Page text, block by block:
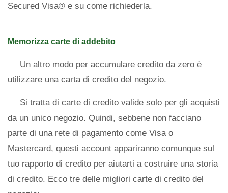
Secured Visa® e su come richiederla.
Memorizza carte di addebito
Un altro modo per accumulare credito da zero è
utilizzare una carta di credito del negozio.
Si tratta di carte di credito valide solo per gli acquisti
da un unico negozio. Quindi, sebbene non facciano
parte di una rete di pagamento come Visa o
Mastercard, questi account appariranno comunque sul
tuo rapporto di credito per aiutarti a costruire una storia
di credito. Ecco tre delle migliori carte di credito del